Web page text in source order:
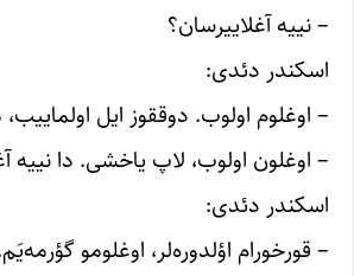
– نییه آغلاییرسان؟
اسکندر دئدی:
– اوغلوم اولوب. دوققوز ایل
– اوغلون اولوب، لاپ یاخشی. دا نییه
اسکندر دئدی:
– قورخورام اؤلدوره‌لر، اوغلومو